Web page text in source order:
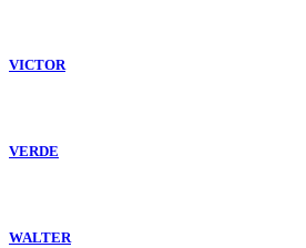
VICTOR
VERDE
WALTER